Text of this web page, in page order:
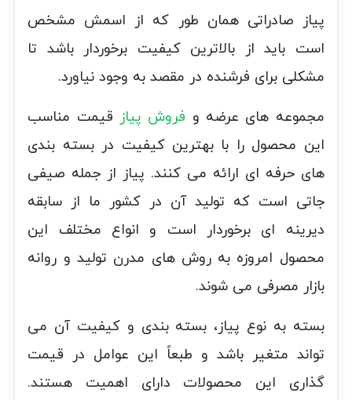
پیاز صادراتی همان طور که از اسمش مشخص
است باید از بالاترین کیفیت برخوردار باشد تا
مشکلی برای فرشنده در مقصد به وجود نیاورد.
مجموعه های عرضه و فروش پیاز قیمت مناسب
این محصول را با بهترین کیفیت در بسته بندی
های حرفه ای ارائه می کنند. پیاز از جمله صیفی
جاتی است که تولید آن در کشور ما از سابقه
دیرینه ای برخوردار است و انواع مختلف این
محصول امروزه به روش های مدرن تولید و روانه
بازار مصرفی می شوند.
بسته به نوع پیاز، بسته بندی و کیفیت آن می
تواند متغیر باشد و طبعاً این عوامل در قیمت
گذاری این محصولات دارای اهمیت هستند.